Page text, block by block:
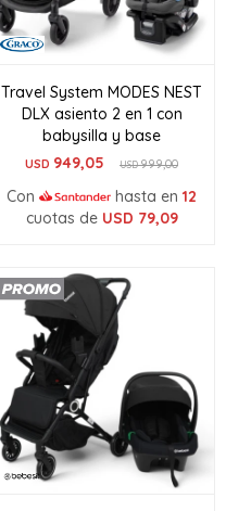
Travel System MODES NEST
DLX asiento 2 en 1 con
babysilla y base
USD 949,05 USD999,00
Con hasta en 12
cuotas de USD 79,09